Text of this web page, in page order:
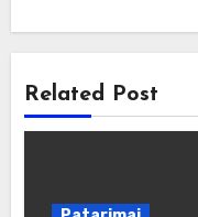
Related Post